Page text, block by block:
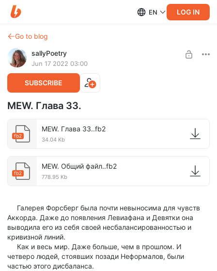
EN LOG IN
Go to blog
sallyPoetry
Jun 17 2022 03:00
SUBSCRIBE
MEW. Глава 33.
fb2
MEW. Глава 33..fb2
34.04 Kb
fb2
MEW. Общий файл..fb2
778.95 Kb
Галерея Форсберг была почти невыносима для чувств
Аккорда. Даже до появления Левиафана и Девятки она
выводила его из себя своей несбалансированностью и
кривизной линий.
Как и весь мир. Даже больше, чем в прошлом. И
четверо людей, стоявших позади Неформалов, были
частью этого дисбаланса.